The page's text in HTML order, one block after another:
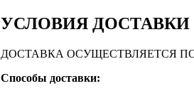
УСЛОВИЯ
ДОСТАВКА ОСУЩЕСТВЛЯЕТСЯ
Способы доставки: